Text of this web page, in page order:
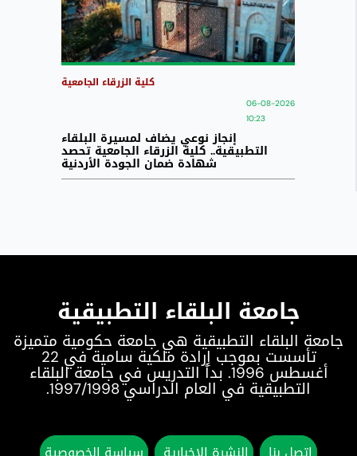
كلية الزرقاء الجامعية
06-08-2026
10:23
إنجاز نوعي يضاف لمسيرة البلقاء
التطبيقية.. كلية الزرقاء الجامعية تحصد
شهادة ضمان الجودة الأردنية
جامعة البلقاء التطبيقية
جامعة البلقاء التطبيقية هي جامعة حكومية متميزة
تأسست بموجب إرادة ملكية سامية في 22
أغسطس 1996. بدأ التدريس في جامعة البلقاء
التطبيقية في العام الدراسي 1997/1998.